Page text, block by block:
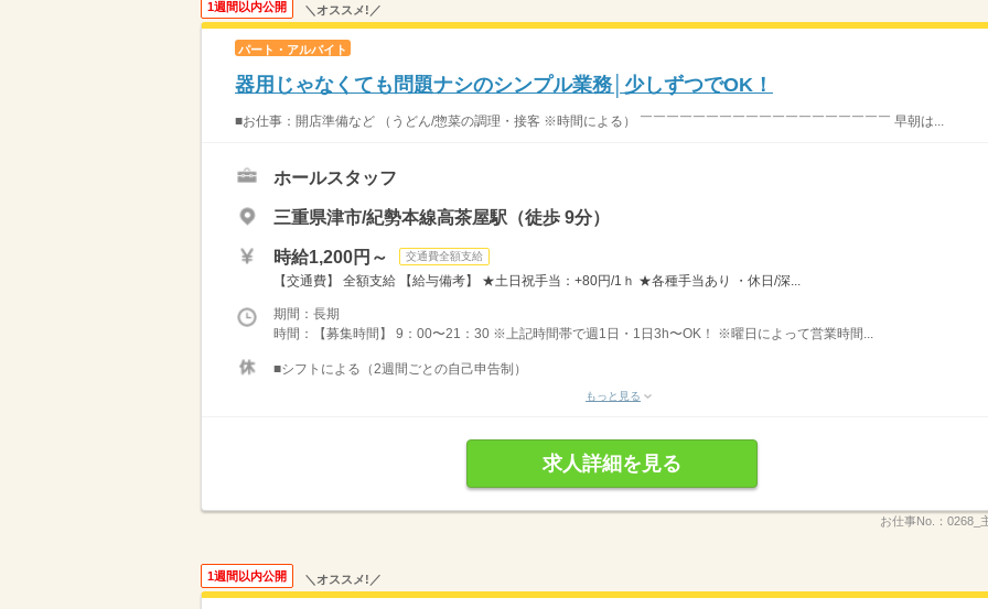
1週間以内公開 ＼オススメ!／
パート・アルバイト
器用じゃなくても問題ナシのシンプル業務│少しずつでOK！
■お仕事：開店準備など （うどん/惣菜の調理・接客 ※時間による） ￣￣￣￣￣￣￣￣￣￣￣￣￣￣￣￣￣￣￣ 早朝は...
ホールスタッフ
三重県津市/紀勢本線高茶屋駅（徒歩 9分）
時給1,200円～ 交通費全額支給
【交通費】 全額支給 【給与備考】 ★土日祝手当：+80円/1ｈ ★各種手当あり ・休日/深...
期間：長期
時間：【募集時間】 9：00〜21：30 ※上記時間帯で週1日・1日3h〜OK！ ※曜日によって営業時間...
■シフトによる（2週間ごとの自己申告制）
もっと見る
求人詳細を見る
お仕事No.： 0268_
1週間以内公開 ＼オススメ!／